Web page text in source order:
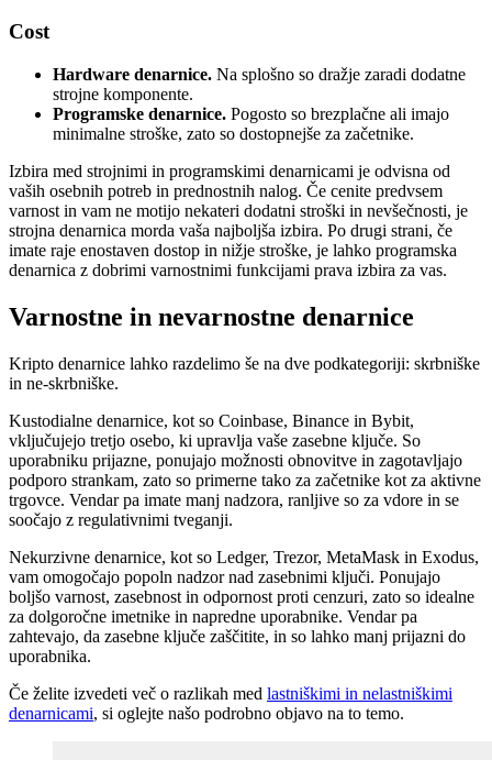
Cost
Hardware denarnice. Na splošno so dražje zaradi dodatne
strojne komponente.
Programske denarnice. Pogosto so brezplačne ali imajo
minimalne stroške, zato so dostopnejše za začetnike.
Izbira med strojnimi in programskimi denarnicami je odvisna od
vaših osebnih potreb in prednostnih nalog. Če cenite predvsem
varnost in vam ne motijo nekateri dodatni stroški in nevšečnosti, je
strojna denarnica morda vaša najboljša izbira. Po drugi strani, če
imate raje enostaven dostop in nižje stroške, je lahko programska
denarnica z dobrimi varnostnimi funkcijami prava izbira za vas.
Varnostne in nevarnostne denarnice
Kripto denarnice lahko razdelimo še na dve podkategoriji: skrbniške
in ne-skrbniške.
Kustodialne denarnice, kot so Coinbase, Binance in Bybit,
vključujejo tretjo osebo, ki upravlja vaše zasebne ključe. So
uporabniku prijazne, ponujajo možnosti obnovitve in zagotavljajo
podporo strankam, zato so primerne tako za začetnike kot za aktivne
trgovce. Vendar pa imate manj nadzora, ranljive so za vdore in se
soočajo z regulativnimi tveganji.
Nekurzivne denarnice, kot so Ledger, Trezor, MetaMask in Exodus,
vam omogočajo popoln nadzor nad zasebnimi ključi. Ponujajo
boljšo varnost, zasebnost in odpornost proti cenzuri, zato so idealne
za dolgoročne imetnike in napredne uporabnike. Vendar pa
zahtevajo, da zasebne ključe zaščitite, in so lahko manj prijazni do
uporabnika.
Če želite izvedeti več o razlikah med lastniškimi in nelastniškimi
denarnicami, si oglejte našo podrobno objavo na to temo.